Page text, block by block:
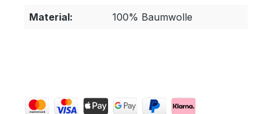
Material:
100% Baumwolle